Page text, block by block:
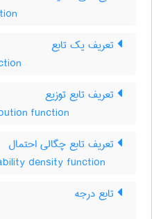
تعریف یک تابع
تعریف تابع توزیع
function
تعریف تابع چگالی احتمال
density function
تابع درجه